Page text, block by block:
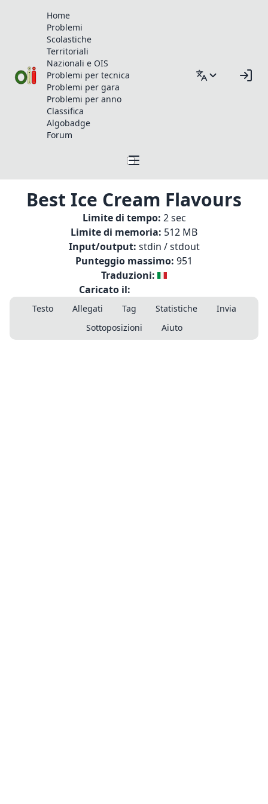
Home
Problemi
Scolastiche
Territoriali
Nazionali e OIS
Problemi per tecnica
Problemi per gara
Problemi per anno
Classifica
Algobadge
Forum
Best Ice Cream Flavours
Limite di tempo: 2 sec
Limite di memoria: 512 MB
Input/output: stdin / stdout
Punteggio massimo: 951
Traduzioni:
Caricato il:
Testo Allegati Tag Statistiche
Invia
Sottoposizioni
Aiuto